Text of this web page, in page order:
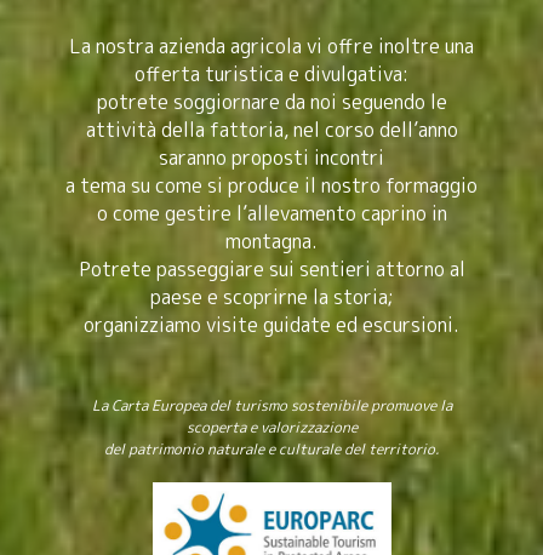
La nostra azienda agricola vi offre inoltre una
offerta turistica e divulgativa:
potrete soggiornare da noi seguendo le
attività della fattoria, nel corso dell’anno
saranno proposti incontri
a tema su come si produce il nostro formaggio
o come gestire l’allevamento caprino in
montagna.
Potrete passeggiare sui sentieri attorno al
paese e scoprirne la storia;
organizziamo visite guidate ed escursioni.
La Carta Europea del turismo sostenibile promuove la
scoperta e valorizzazione
del patrimonio naturale e culturale del territorio.